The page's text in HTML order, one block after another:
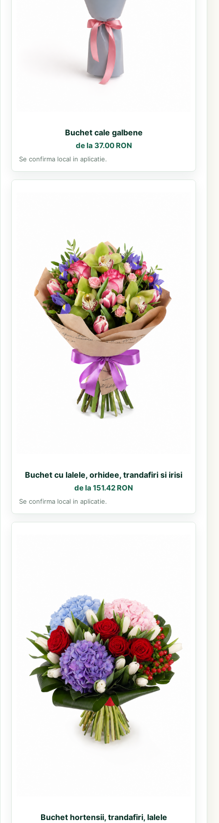
Buchet cale galbene
de la 37.00 RON
Se confirma local in aplicatie.
Buchet cu lalele, orhidee, trandafiri si irisi
de la 151.42 RON
Se confirma local in aplicatie.
Buchet hortensii, trandafiri, lalele